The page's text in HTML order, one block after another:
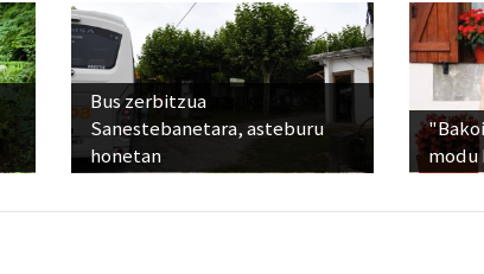
Bus zerbitzua
Sanestebanetara, asteburu
honetan
modu